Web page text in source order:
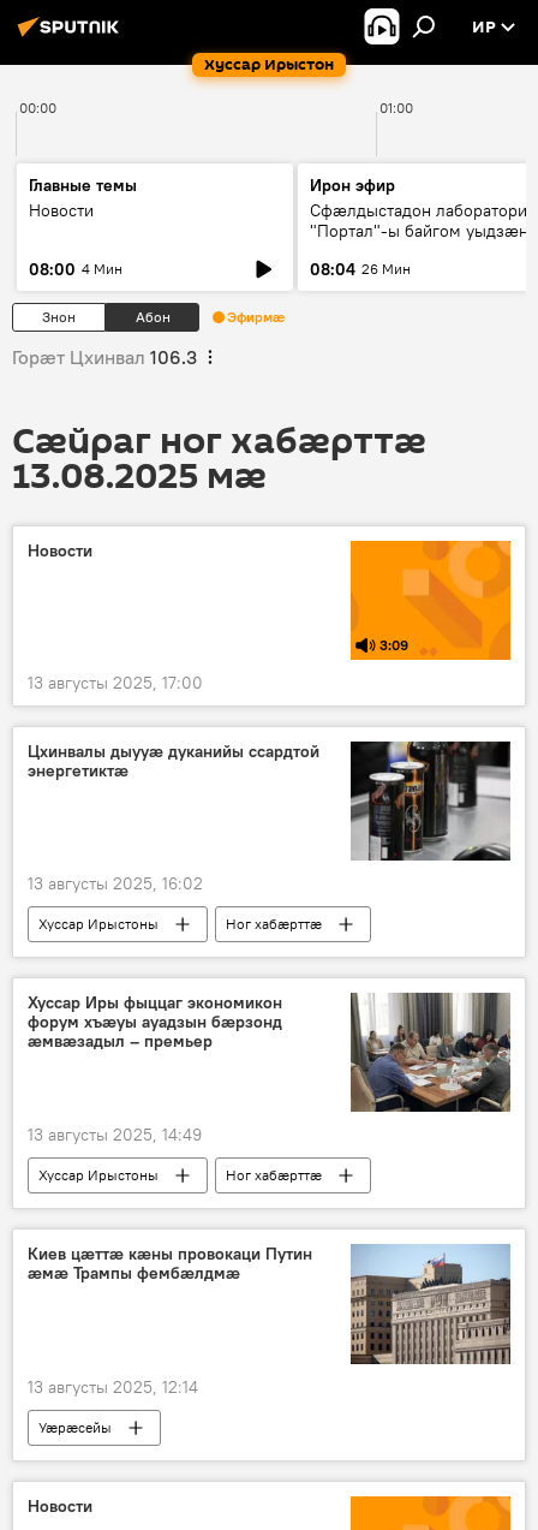
Хуссар Ирыстон
ИР
00:00 01:00
Главные темы
Новости
08:00 4 Мин
Ирон эфир
Сфæлдыстадон лаборатори
"Портал"-ы байгом уыдзæн
Æхсары куыстыты равдыст
08:04 26 Мин
Знон Абон Эфирмæ
Горӕт Цхинвал 106.3
Сӕйраг ног хабӕрттӕ
13.08.2025 мӕ
Новости
3:09
13 августы 2025, 17:00
Цхинвалы дыууӕ дуканийы ссардтой
энергетиктӕ
13 августы 2025, 16:02
Хуссар Ирыстоны
Ног хабӕрттӕ
Хуссар Иры МХМ
Хуссар Иры фыццаг экономикон
форум хъӕуы ауадзын бӕрзонд
ӕмвӕзадыл – премьер
13 августы 2025, 14:49
Хуссар Ирыстоны
Ног хабӕрттӕ
Хуссар Иры хицауад
Киев цӕттӕ кӕны провокаци Путин
ӕмӕ Трампы фембӕлдмӕ
13 августы 2025, 12:14
Уӕрӕсейы
Уӕрӕсейы сӕрмагонд операци Украинӕйы
Новости